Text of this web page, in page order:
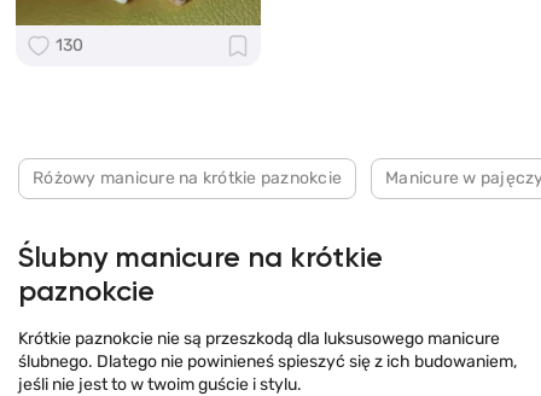
130
Różowy manicure na krótkie paznokcie Manicure w
Ślubny manicure na krótkie
paznokcie
Krótkie paznokcie nie są przeszkodą dla luksusowego manicure
ślubnego. Dlatego nie powinieneś spieszyć się z ich budowaniem,
jeśli nie jest to w twoim guście i stylu.